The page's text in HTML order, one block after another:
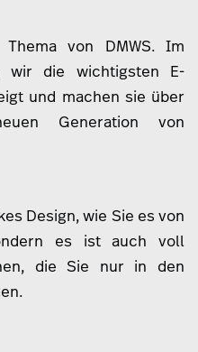
von DMWS. Im
wir die wichtigsten E-
und machen sie über
Generation von
Design, wie Sie es von
es ist auch voll
die Sie nur in den